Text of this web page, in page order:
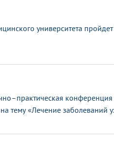
университета
тему «Лечение заболеваний